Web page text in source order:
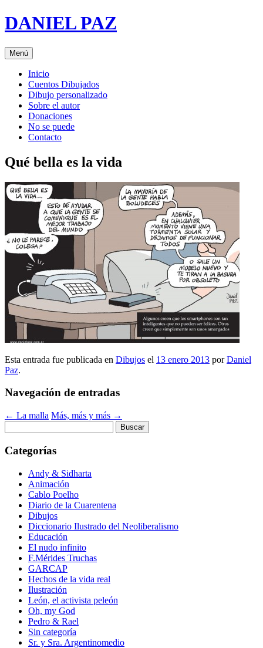
Saltar
al
DANIEL PAZ
Menú
Inicio
Cuentos Dibujados
Dibujo personalizado
Sobre el autor
Donaciones
No se puede
Contacto
Qué bella es la vida
Esta entrada fue publicada en Dibujos el 13 enero 2013 porDaniel
Paz.
Navegación de entradas
← La malla Más, más y más →
Categorías
Andy & Sidharta
Animación
Cablo Poelho
Diario de la Cuarentena
Dibujos
Diccionario Ilustrado del Neoliberalismo
Educación
El nudo infinito
F.Mérides Truchas
GARCAP
Hechos de la vida real
Ilustración
León, el activista peleón
Oh, my God
Pedro & Rael
Sin categoría
Sr. y Sra. Argentinomedio